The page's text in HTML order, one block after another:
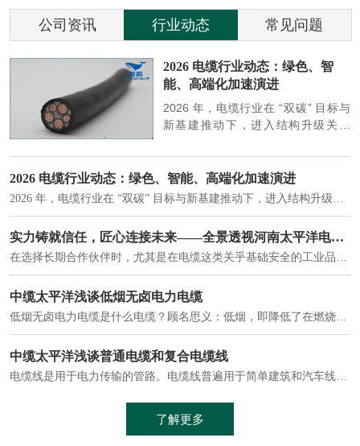
公司资讯 行业动态 常见问题
2026 电缆行业动态：绿色、智
能、高端化加速演进
2026 年，电缆行业在 “双碳” 目标与
新基建推动下，进入结构升级关键
大清晰趋势，市场格局持续优化。
2026 电缆行业动态：绿色、智能、高端化加速演进
实力铸就信任，匠心连接未来——全景透视河南太平洋电缆厂
在选择长期合作伙伴时，尤其是在电缆这类关乎基础安全的工业品上，供应商的“内在实力”远比一纸报价单更重要。今天，我们邀请您“云参观”河南太平洋电缆厂，透过每一个细节，看我们如何将“可靠”二字，铸入每一米电缆。
中缆太平洋浅谈低烟无卤电力电缆
低烟无卤电力电缆是什么电缆？顾名思义：低烟，即降低了在燃烧时有害物体的产生；卤素对于人体来说是一种有毒气体，无卤就是没有毒气体的释放，通常是针对电缆遇火灾时而言的。低烟无卤电力电缆又可以称之为环保电缆，低烟无卤电缆大多数用于医院和对环境卫生要求比较严格的地方。
中缆太平洋浅谈普通电缆和复合电缆线
电缆线是用于电力传输的管路。电缆线普遍用于简单建筑和汽车线材，作为能源输送缆线，电缆线的复杂结构勿庸置疑。根据目标功能，电缆线具有以下一些特点：建筑用和车用线材要求轻质、大批量生产、价格低廉、具有相当的电学和力学性能和长时间的耐老化性能；工业用线材必须具有符合客户要求的性能；
了解更多